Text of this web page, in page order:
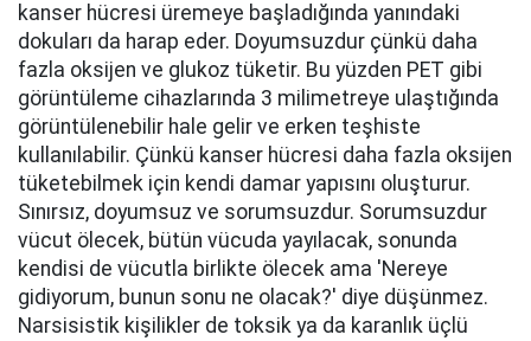
kanser hücresi üremeye başladığında yanındaki
dokuları da harap eder. Doyumsuzdur çünkü daha
fazla oksijen ve glukoz tüketir. Bu yüzden PET gibi
görüntüleme cihazlarında 3 milimetreye ulaştığında
görüntülenebilir hale gelir ve erken teşhiste
kullanılabilir. Çünkü kanser hücresi daha fazla oksijen
tüketebilmek için kendi damar yapısını oluşturur.
Sınırsız, doyumsuz ve sorumsuzdur. Sorumsuzdur
vücut ölecek, bütün vücuda yayılacak, sonunda
kendisi de vücutla birlikte ölecek ama 'Nereye
gidiyorum, bunun sonu ne olacak?' diye düşünmez.
Narsisistik kişilikler de toksik ya da karanlık üçlü